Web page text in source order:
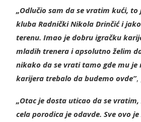
„Odlučio sam da se vratim kući,
kluba Radnički Nikola Drinčić i
terenu. Imao je dobru igračku
mladih trenera i apsolutno želim
nikako da se vrati tamo gde mu
karijera trebalo da budemo ovde”,
„Otac je dosta uticao da se
cela porodica je odavde. Sve ovo